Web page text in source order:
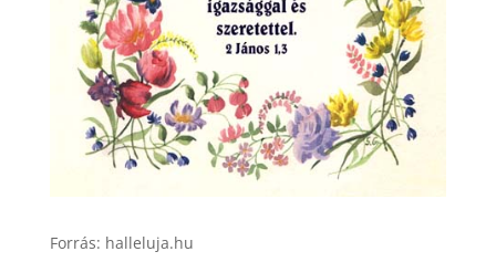
Forrás: halleluja.hu